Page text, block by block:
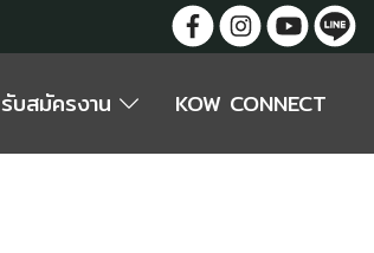
รับสมัครงาน KOW CONNECT